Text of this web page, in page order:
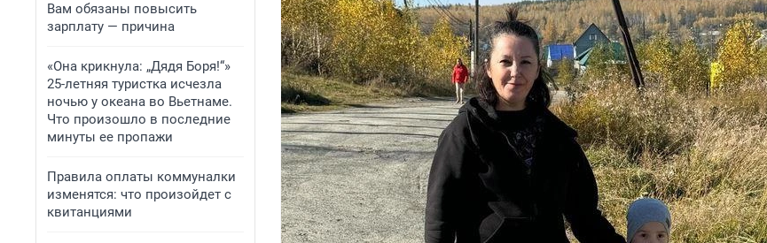
Вам обязаны повысить
зарплату — причина
«Она крикнула: „Дядя Боря!“»
25-летняя туристка исчезла
ночью у океана во Вьетнаме.
Что произошло в последние
минуты ее пропажи
Правила оплаты коммуналки
изменятся: что произойдет с
квитанциями